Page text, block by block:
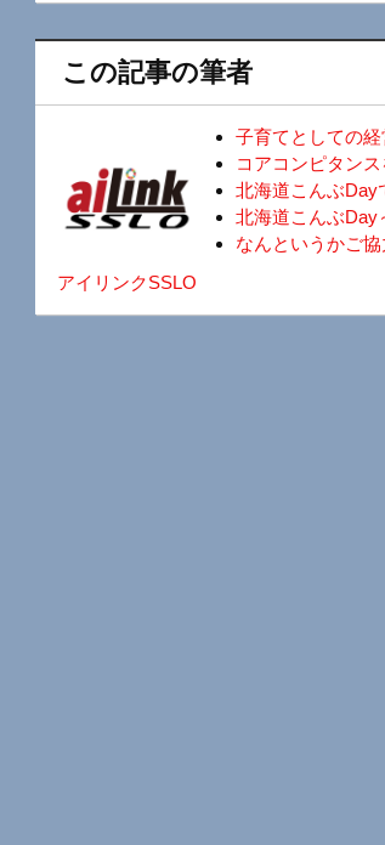
この記事の筆者
アイリンクSSLO
子育てとしての経
コアコンピタン
北海道こんぶDay
北海道こんぶDay
なんというかご